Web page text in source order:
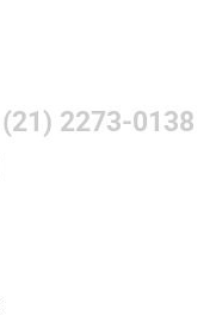
(21) 2273-0138